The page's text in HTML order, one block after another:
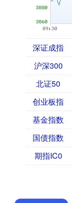
深证成指
沪深300
北证50
创业板指
基金指数
国债指数
期指IC0